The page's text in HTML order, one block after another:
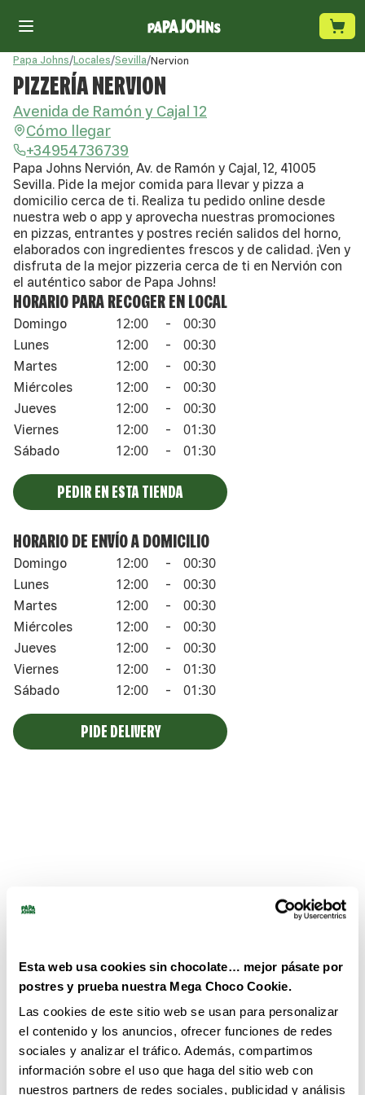
Esta web usa cookies sin chocolate… mejor pásate por
postres y prueba nuestra Mega Choco Cookie.
Las cookies de este sitio web se usan para personalizar
el contenido y los anuncios, ofrecer funciones de redes
sociales y analizar el tráfico. Además, compartimos
información sobre el uso que haga del sitio web con
nuestros partners de redes sociales, publicidad y análisis
Papa Johns/Locales/Sevilla/Nervion
PIZZERÍA NERVION
Avenida de Ramón y Cajal 12
Cómo llegar
+34954736739
Papa Johns Nervión, Av. de Ramón y Cajal, 12, 41005
Sevilla. Pide la mejor comida para llevar y pizza a
domicilio cerca de ti. Realiza tu pedido online desde
nuestra web o app y aprovecha nuestras promociones
en pizzas, entrantes y postres recién salidos del horno,
elaborados con ingredientes frescos y de calidad. ¡Ven y
disfruta de la mejor pizzeria cerca de ti en Nervión con
el auténtico sabor de Papa Johns!
HORARIO PARA RECOGER EN LOCAL
Domingo 12:00 - 00:30
Lunes 12:00 - 00:30
Martes 12:00 - 00:30
Miércoles 12:00 - 00:30
Jueves 12:00 - 00:30
Viernes 12:00 - 01:30
Sábado 12:00 - 01:30
PEDIR EN ESTA TIENDA
HORARIO DE ENVÍO A DOMICILIO
Domingo 12:00 - 00:30
Lunes 12:00 - 00:30
Martes 12:00 - 00:30
Miércoles 12:00 - 00:30
Jueves 12:00 - 00:30
Viernes 12:00 - 01:30
Sábado 12:00 - 01:30
PIDE DELIVERY